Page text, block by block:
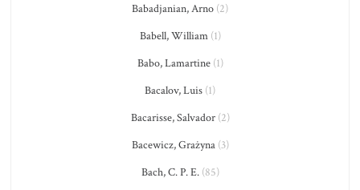
Babadjanian, Arno (2)
Babell, William(1)
Babo, Lamartine(1)
Bacalov, Luis (1)
Bacarisse, Salvador(2)
Bacewicz, Grażyna(3)
Bach, C. P. E.(85)